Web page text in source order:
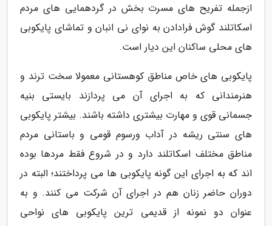
ازجمله تفریح های مسرت بخش در گردهمایی های مردم
اسکاتلند گوش فرادادن به نوای نی انبان و تماشای پایکوبی
های محلی ساکنان این دیار است.
پایکوبی های خاص مناطق کوهستانی معمولا سخت ترند و
هنرمندانی که به اجرای آن می پردازند بایستی بنیه
جسمانی قوی و مهارت بیشتری داشته باشند. بیشتر پایکوبی
های سنتی ریشه در آداب ورسوم قومی و باستانی مردم
مناطق مختلف اسکاتلند دارد و در شروع فقط مردها بوده
اند که به اجرای این گونه پایکوبی ها می پرداختند؛ البته در
دوران حاضر زنان هم در اجرای آن شرکت می کنند. و به
عنوان دو نمونه از قدیمی ترین پایکوبی های نواحی